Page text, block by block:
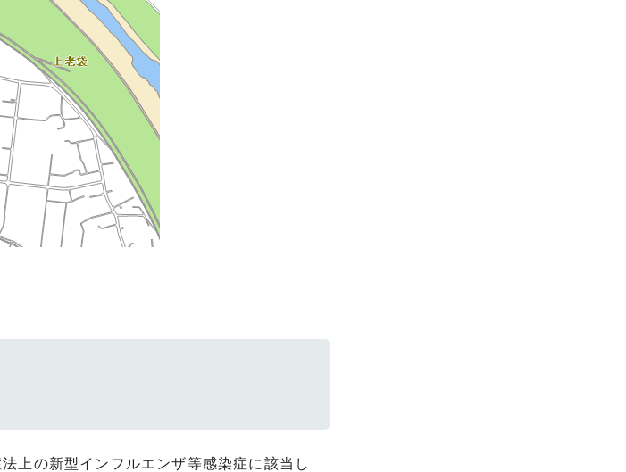
上の新型インフルエンザ等感染症に該当し